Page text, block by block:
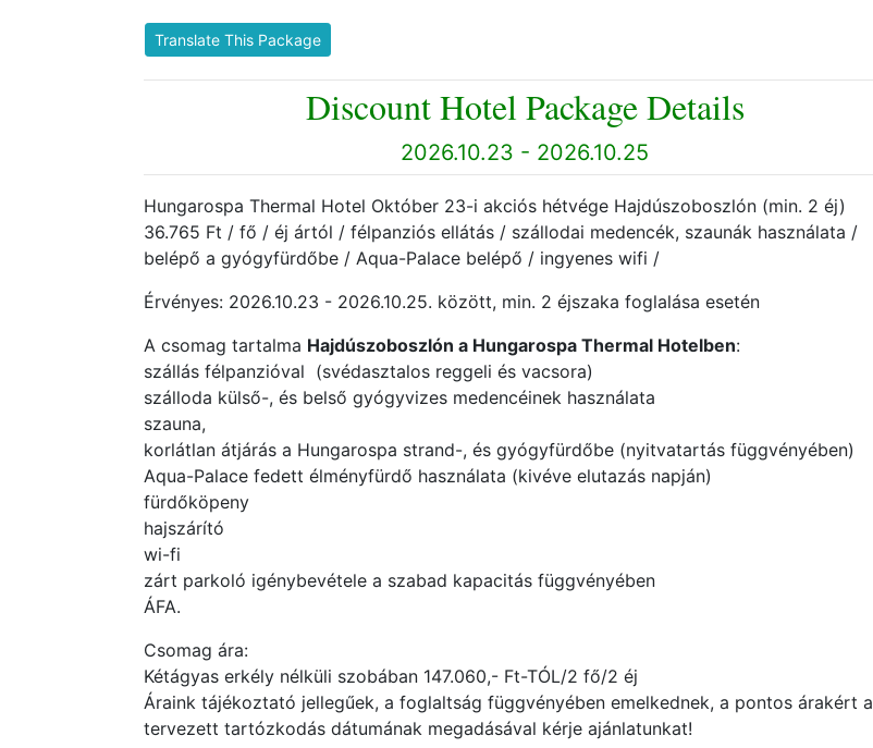
Translate This Package
Discount Hotel Package Details
2026.10.23 - 2026.10.25
Hungarospa Thermal Hotel Október 23-i akciós hétvége Hajdúszoboszlón (min. 2 éj)
36.765 Ft / fő / éj ártól / félpanziós ellátás / szállodai medencék, szaunák használata /
belépő a gyógyfürdőbe / Aqua-Palace belépő / ingyenes wifi /
Érvényes: 2026.10.23 - 2026.10.25. között, min. 2 éjszaka foglalása esetén
A csomag tartalma Hajdúszoboszlón a Hungarospa Thermal Hotelben:
szállás félpanzióval (svédasztalos reggeli és vacsora)
szálloda külső-, és belső gyógyvizes medencéinek használata
szauna,
korlátlan átjárás a Hungarospa strand-, és gyógyfürdőbe (nyitvatartás függvényében)
Aqua-Palace fedett élményfürdő használata (kivéve elutazás napján)
fürdőköpeny
hajszárító
wi-fi
zárt parkoló igénybevétele a szabad kapacitás függvényében
ÁFA.
Csomag ára:
Kétágyas erkély nélküli szobában 147.060,- Ft-TÓL/2 fő/2 éj
Áraink tájékoztató jellegűek, a foglaltság függvényében emelkednek, a pontos árakért a
tervezett tartózkodás dátumának megadásával kérje ajánlatunkat!